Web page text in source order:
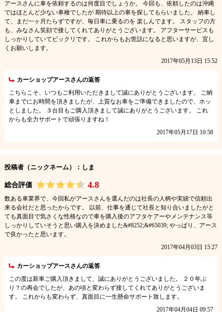
アースさんに車を依頼するのは何度目でしょうか。 今回も、依頼したのは沖縄
ではほとんど少ない車種でしたが 期待以上の車を探してもらいました。 納車し
て、まだ一ヶ月たらずですが、毎日車に乗るのを 楽しんでます。 スタッフの方
も、みなさん笑顔で接してくれてありがとうございます。 アフターサービスも
しっかりしていてビックリです。 これからもお世話になると思いますが、宜し
くお願いします。
2017年05月13日 15:52
カーショップアースさんの返答
こちらこそ、いつもご利用いただきまして誠にありがとうございます。 ご納
車までにお時間を頂きましたが、上質なお車をご準備できましたので、ホッ
としました。 ３台目もご購入頂きまして誠にありがとうございます。 これ
からも全力サポートで頑張りますね！
2017年05月17日 10:58
投稿者（ニックネーム）：しま
総合評価 4.8
数ある車業界で、今回私がアースさんを選んだのは社長の人柄や実績で信頼出
来る会社だと思ったからです。 以前、仕事を通じて社長と知り合いましたがと
ても真面目で気さくな性格なので車を購入後のアフタケアーやメンテナンス等
しっかりしていそうと思い購入を決めました&#8252;&#65039; やっぱり、アース
で良かったと思います。
2017年04月03日 15:27
カーショップアースさんの返答
この度は新車ご購入頂きまして、誠にありがとうございました。 ２０年ぶ
り？の再会でしたが、あの頃と変わらず接してくれてありがとうございま
す。 これからも変わらず、真面目に一生懸命サポート致します。
2017年04月04日 09:57